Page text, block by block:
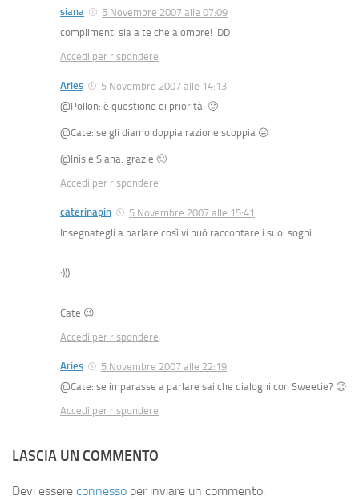
siana
5 Novembre 2007 alle 07:09
complimenti sia a te che a ombre! :DD
Accedi per rispondere
Aries
5 Novembre 2007 alle 14:13
@Pollon: è questione di priorità 🙂
@Cate: se gli diamo doppia razione scoppia 😛
@Inis e Siana: grazie 🙂
Accedi per rispondere
caterinapin
5 Novembre 2007 alle 15:41
Insegnategli a parlare così vi può raccontare i suoi sogni…
:)))
Cate 😉
Accedi per rispondere
Aries
5 Novembre 2007 alle 22:19
@Cate: se imparasse a parlare sai che dialoghi con Sweetie? 😉
Accedi per rispondere
LASCIA UN COMMENTO
Devi essere connesso per inviare un commento.